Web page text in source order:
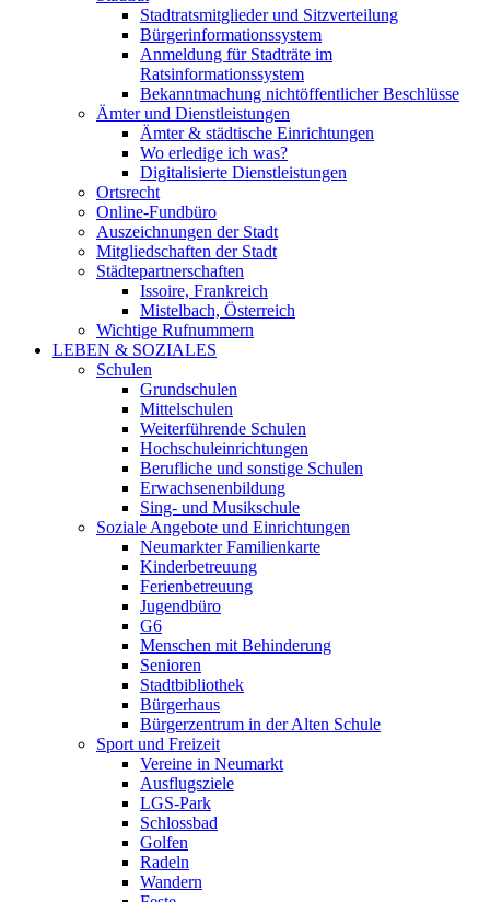
Stadtratsmitglieder und Sitzverteilung
Bürgerinformationssystem
Anmeldung für Stadträte im
Ratsinformationssystem
Bekanntmachung nichtöffentlicher Beschlüsse
Ämter und Dienstleistungen
Ämter & städtische Einrichtungen
Wo erledige ich was?
Digitalisierte Dienstleistungen
Ortsrecht
Online-Fundbüro
Auszeichnungen der Stadt
Mitgliedschaften der Stadt
Städtepartnerschaften
Issoire, Frankreich
Mistelbach, Österreich
Wichtige Rufnummern
LEBEN & SOZIALES
Schulen
Grundschulen
Mittelschulen
Weiterführende Schulen
Hochschuleinrichtungen
Berufliche und sonstige Schulen
Erwachsenenbildung
Sing- und Musikschule
Soziale Angebote und Einrichtungen
Neumarkter Familienkarte
Kinderbetreuung
Ferienbetreuung
Jugendbüro
G6
Menschen mit Behinderung
Senioren
Stadtbibliothek
Bürgerhaus
Bürgerzentrum in der Alten Schule
Sport und Freizeit
Vereine in Neumarkt
Ausflugsziele
LGS-Park
Schlossbad
Golfen
Radeln
Wandern